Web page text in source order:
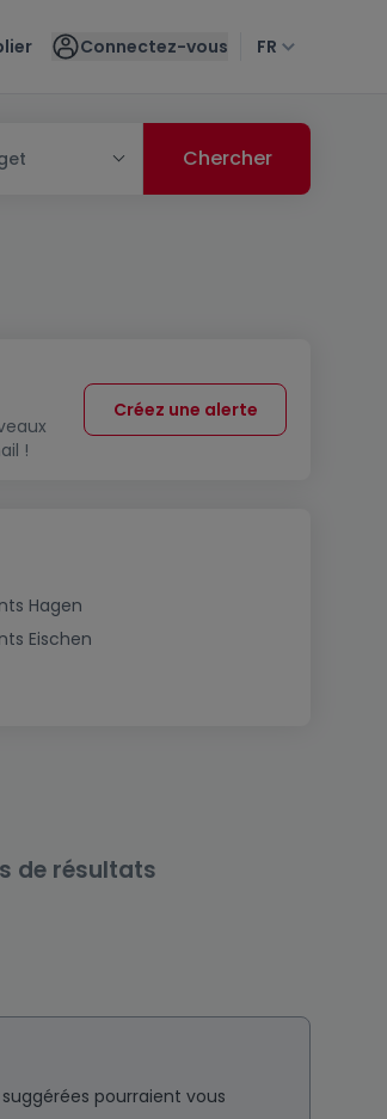
Connectez-vous FR
!
Créez une alerte
Hagen
Eischen
de résultats
pourraient vous